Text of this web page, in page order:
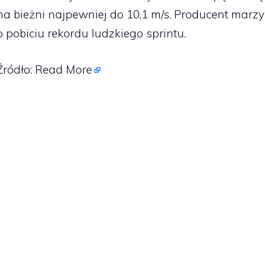
bieżni najpewniej do 10,1 m/s. Producent marzy
pobiciu rekordu ludzkiego sprintu.
Read More